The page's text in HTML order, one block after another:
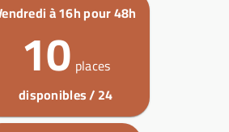
à 16h pour 48h
10 places
disponibles / 24